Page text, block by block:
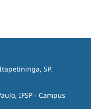
SP,
IFSP - Campus